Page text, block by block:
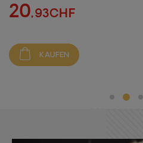
20,93CHF
KAUFEN